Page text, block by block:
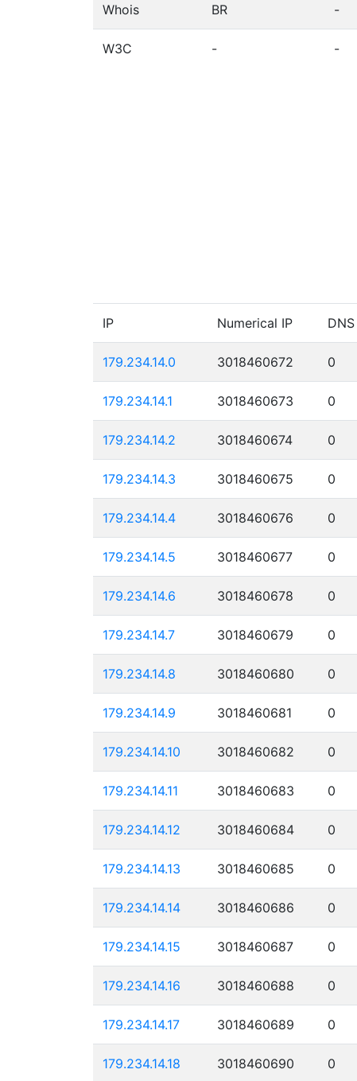
Whois BR -
W3C - -
IP Numerical IP DNS
179.234.14.0 3018460672 0
179.234.14.1 3018460673 0
179.234.14.2 3018460674 0
179.234.14.3 3018460675 0
179.234.14.4 3018460676 0
179.234.14.5 3018460677 0
179.234.14.6 3018460678 0
179.234.14.7 3018460679 0
179.234.14.8 3018460680 0
179.234.14.9 3018460681 0
179.234.14.10 3018460682 0
179.234.14.11 3018460683 0
179.234.14.12 3018460684 0
179.234.14.13 3018460685 0
179.234.14.14 3018460686 0
179.234.14.15 3018460687 0
179.234.14.16 3018460688 0
179.234.14.17 3018460689 0
179.234.14.18 3018460690 0